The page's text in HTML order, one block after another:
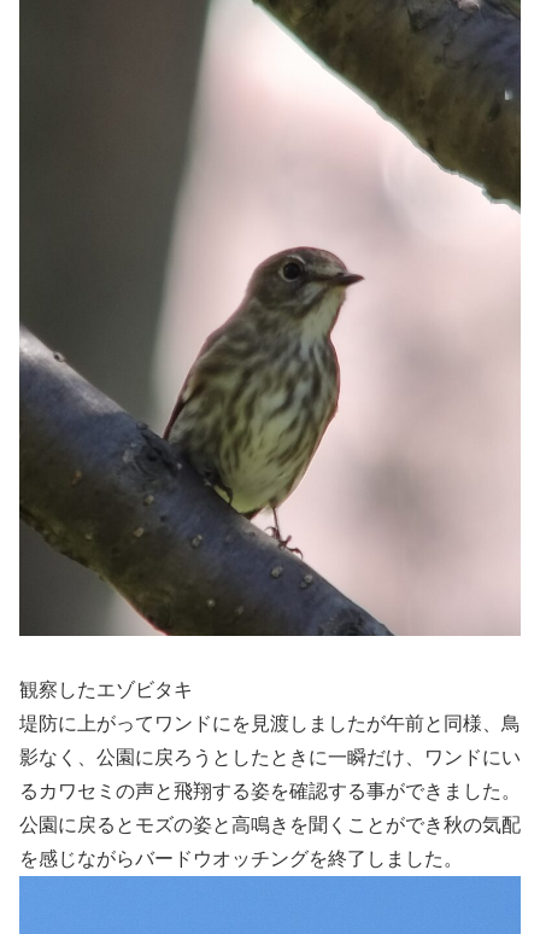
観察したエゾビタキ
堤防に上がってワンドにを見渡しましたが午前と同様、鳥
影なく、公園に戻ろうとしたときに一瞬だけ、ワンドにい
るカワセミの声と飛翔する姿を確認する事ができました。
公園に戻るとモズの姿と高鳴きを聞くことができ秋の気配
を感じながらバードウオッチングを終了しました。